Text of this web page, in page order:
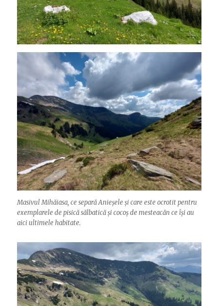
Masivul Mihăiasa, ce separă Anieșele și care este ocrotit pentru
exemplarele de pisică sălbatică și cocoș de mesteacăn ce își au
aici ultimele habitate.